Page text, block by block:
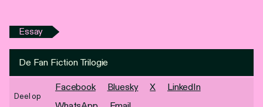
Essay
De Fan Fiction Trilogie
Deel op
Facebook Bluesky X
LinkedIn
Over SLAA
Vacatures
Locaties